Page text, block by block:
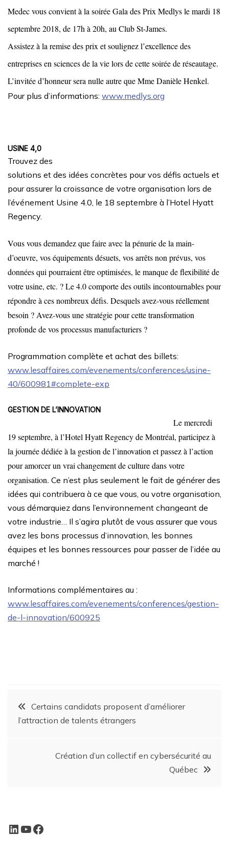
Medec vous convient à la soirée Gala des Prix Medlys le mardi 18
septembre 2018, de 17h à 20h, au Club St-James.
Assistez à la remise des prix et soulignez l’excellence des
entreprises en sciences de la vie lors de cette soirée de réseautage.
L’invitée d’honneur sera nulle autre que Mme Danièle Henkel.
Pour plus d’informations: www.medlys.org
USINE 4,0
Trouvez des
solutions et des idées concrètes pour vos défis actuels et
pour assurer la croissance de votre organisation lors de
l’événement Usine 4.0, le 18 septembre à l’Hotel Hyatt
Regency.
Vous vous demandez que faire avec la pénurie de la main-
d’oeuvre, vos équipements désuets, vos arrêts non prévus, vos
données qui pourraient être optimisées, le manque de flexibilité de
votre usine, etc. ? Le 4.0 comporte des outils incontournables pour
répondre à ces nombreux défis. Desquels avez-vous réellement
besoin ? Avez-vous une stratégie pour cette transformation
profonde de vos processus manufacturiers ?
Programmation complète et achat des billets:
www.lesaffaires.com/evenements/conferences/usine-
40/600981#complete-exp
GESTION DE L’INNOVATION
Le mercredi
19 septembre, à l’Hotel Hyatt Regency de Montréal, participez à
la journée dédiée à la gestion de l’innovation et passez à l’action
pour amorcer un vrai changement de culture dans votre
organisation. Ce n’est plus seulement le fait de générer des
idées qui contribuera à ce que vous, ou votre organisation,
vous démarquiez dans l’environnement changeant de
votre industrie… Il s’agira plutôt de vous assurer que vous
avez les bons processus d’innovation, les bonnes
équipes et les bonnes ressources pour passer de l’idée au
marché !
Informations complémentaires au :
www.lesaffaires.com/evenements/conferences/gestion-
de-l-innovation/600925
Certains candidats proposent d’améliorer
l’attraction de talents étrangers
Création d’un collectif en cybersécurité au
Québec